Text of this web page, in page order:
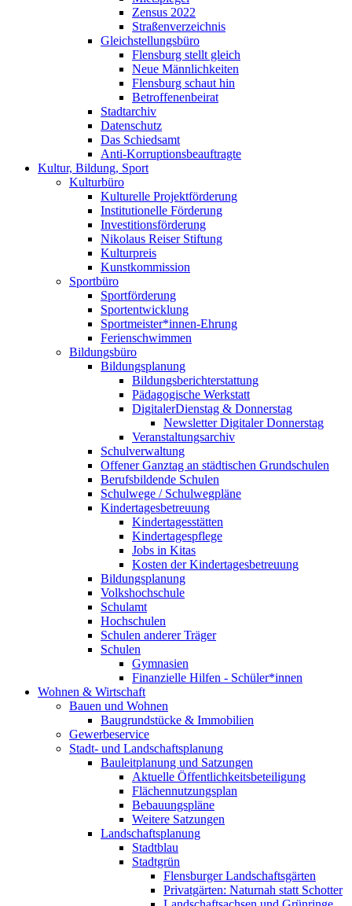
Zensus 2022
Straßenverzeichnis
Gleichstellungsbüro
Flensburg stellt gleich
Neue Männlichkeiten
Flensburg schaut hin
Betroffenenbeirat
Stadtarchiv
Datenschutz
Das Schiedsamt
Anti-Korruptionsbeauftragte
Kultur, Bildung, Sport
Kulturbüro
Kulturelle Projektförderung
Institutionelle Förderung
Investitionsförderung
Nikolaus Reiser Stiftung
Kulturpreis
Kunstkommission
Sportbüro
Sportförderung
Sportentwicklung
Sportmeister*innen-Ehrung
Ferienschwimmen
Bildungsbüro
Bildungsplanung
Bildungsberichterstattung
Pädagogische Werkstatt
DigitalerDienstag & Donnerstag
Newsletter Digitaler Donnerstag
Veranstaltungsarchiv
Schulverwaltung
Offener Ganztag an städtischen Grundschulen
Berufsbildende Schulen
Schulwege / Schulwegpläne
Kindertagesbetreuung
Kindertagesstätten
Kindertagespflege
Jobs in Kitas
Kosten der Kindertagesbetreuung
Bildungsplanung
Volkshochschule
Schulamt
Hochschulen
Schulen anderer Träger
Schulen
Gymnasien
Finanzielle Hilfen - Schüler*innen
Wohnen & Wirtschaft
Bauen und Wohnen
Baugrundstücke & Immobilien
Gewerbeservice
Stadt- und Landschaftsplanung
Bauleitplanung und Satzungen
Aktuelle Öffentlichkeitsbeteiligung
Flächennutzungsplan
Bebauungspläne
Weitere Satzungen
Landschaftsplanung
Stadtblau
Stadtgrün
Flensburger Landschaftsgärten
Privatgärten: Naturnah statt Schotter